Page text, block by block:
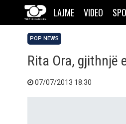
LAJME VIDEO
POP NEWS
Rita Ora, gjithnjë
07/07/2013 18:30